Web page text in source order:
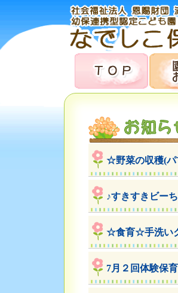
☆野菜の収穫(
♪すきすきビー
☆食育☆手洗い
7月２回体験保